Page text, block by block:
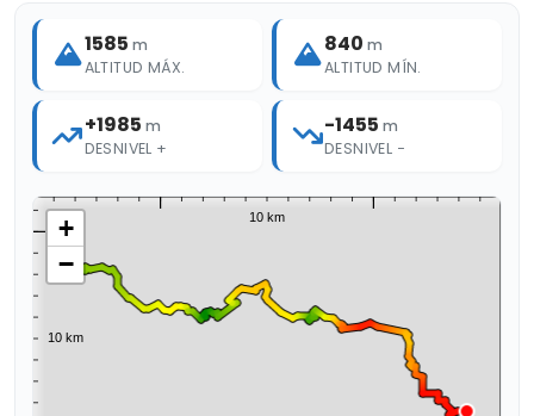
1585 m
ALTITUD MÁX.
840 m
ALTITUD MÍN.
+1985 m
DESNIVEL +
-1455 m
DESNIVEL −
+
−